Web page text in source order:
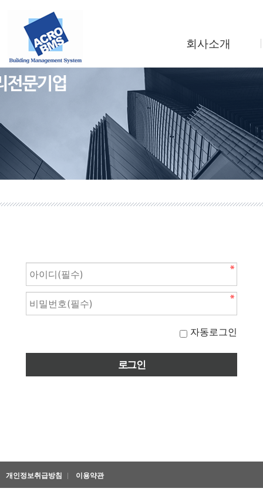
회사소개
조직도
사업소개
찾아오시는길
자동로그인
개인정보취급방침 이용약관